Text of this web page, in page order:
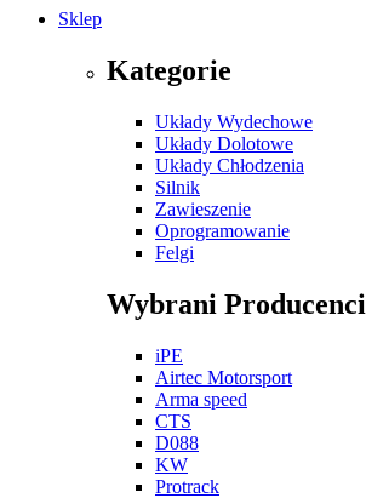
Sklep
Kategorie
Układy Wydechowe
Układy Dolotowe
Układy Chłodzenia
Silnik
Zawieszenie
Oprogramowanie
Felgi
Wybrani Producenci
iPE
Airtec Motorsport
Arma speed
CTS
D088
KW
Protrack